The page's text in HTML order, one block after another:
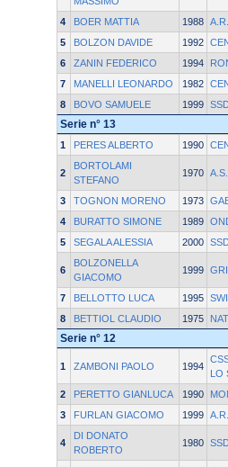
4
BOER MATTIA 1988
5
BOLZON DAVIDE 1992
6
ZANIN FEDERICO 1994
7
MANELLI LEONARDO 1982
8
BOVO SAMUELE 1999
Serie n° 13
1 PERES ALBERTO 1990
2
BORTOLAMI
STEFANO
1970
3 TOGNON MORENO 1973
4
BURATTO SIMONE 1989
5
SEGALA ALESSIA 2000
6
BOLZONELLA
GIACOMO
1999
7 BELLOTTO LUCA 1995
8
BETTIOL CLAUDIO 1975
Serie n° 12
1 ZAMBONI PAOLO 1994
LO
2
PERETTO GIANLUCA 1990
3
FURLAN GIACOMO 1999
4
DI DONATO
ROBERTO
1980